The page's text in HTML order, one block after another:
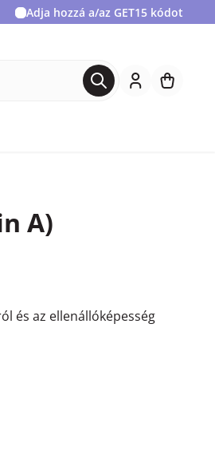
Adja hozzá a/az GET15 kódot
A)
és az ellenállóképesség